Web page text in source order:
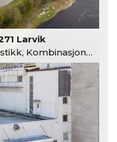
Larvik
Kombinasjonslokaler